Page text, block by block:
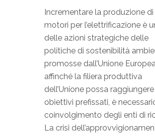
Incrementare la produzione di
motori per l’elettrificazione è
delle azioni strategiche delle
politiche di sostenibilità
promosse dall’Unione
affinché la filiera produttiva
dell’Unione possa
obiettivi prefissati, è
coinvolgimento degli enti di
La crisi